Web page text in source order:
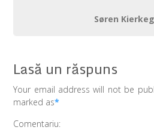
Søren
Lasă un răspuns
Your email address will not be
marked as*
Comentariu: